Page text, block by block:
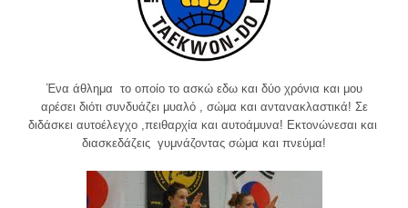
Ένα άθλημα το οποίο το ασκώ εδω και δύο χρόνια και μου
αρέσει διότι συνδυάζει μυαλό , σώμα και αντανακλαστικά! Σε
διδάσκει αυτοέλεγχο ,πειθαρχία και αυτοάμυνα! Εκτονώνεσαι και
διασκεδάζεις γυμνάζοντας σώμα και πνεύμα!